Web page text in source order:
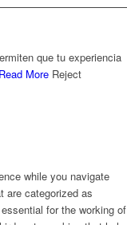
que tu experiencia
Read More Reject
while you navigate
are categorized as
for the working of